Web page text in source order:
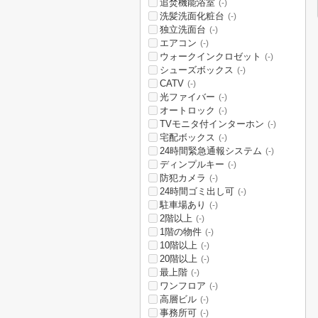
追焚機能浴室 (-)
洗髪洗面化粧台 (-)
独立洗面台 (-)
エアコン (-)
ウォークインクロゼット (-)
シューズボックス (-)
CATV (-)
光ファイバー (-)
オートロック (-)
TVモニタ付インターホン (-)
宅配ボックス (-)
24時間緊急通報システム (-)
ディンプルキー (-)
防犯カメラ (-)
24時間ゴミ出し可 (-)
駐車場あり (-)
2階以上 (-)
1階の物件 (-)
10階以上 (-)
20階以上 (-)
最上階 (-)
ワンフロア (-)
高層ビル (-)
事務所可 (-)